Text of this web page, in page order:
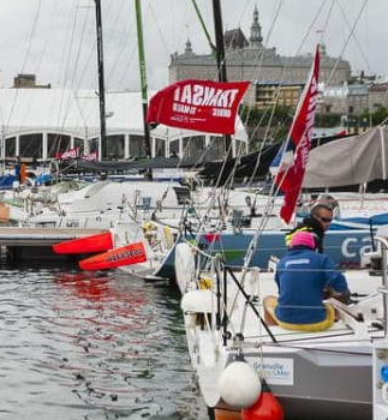
13Fév
Class40, Classe Ultim 32/23,Course au Large,
4 classes, 4 parcours, 4 duos vainqueurs
Source
Transat Café l'Or
13 février 2025
0